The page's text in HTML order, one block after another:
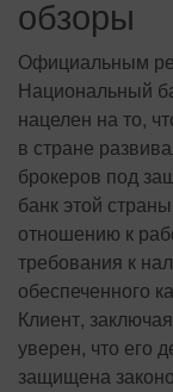
обзоры
Официальным
Национальный
нацелен на то,
в стране
брокеров под
банк этой
отношению к
требования к
обеспеченного
Клиент,
уверен, что его
защищена